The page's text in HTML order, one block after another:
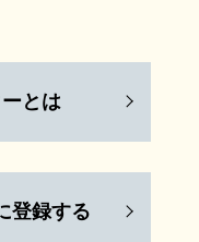
とは
登録する